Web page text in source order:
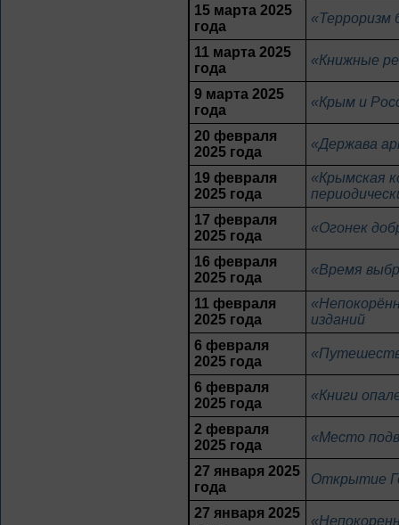
15 марта 2025
года
«Терроризм
11 марта 2025
года
«Книжные
9 марта 2025
года
«Крым и
20 февраля
2025 года
«Держава
19 февраля
2025 года
«Крымская
17 февраля
2025 года
«Огонек
16 февраля
2025 года
«Время
11 февраля
2025 года
изданий
6 февраля
2025 года
6 февраля
2025 года
«Книги
2 февраля
2025 года
«Место
27 января 2025
года
Открытие
27 января 2025